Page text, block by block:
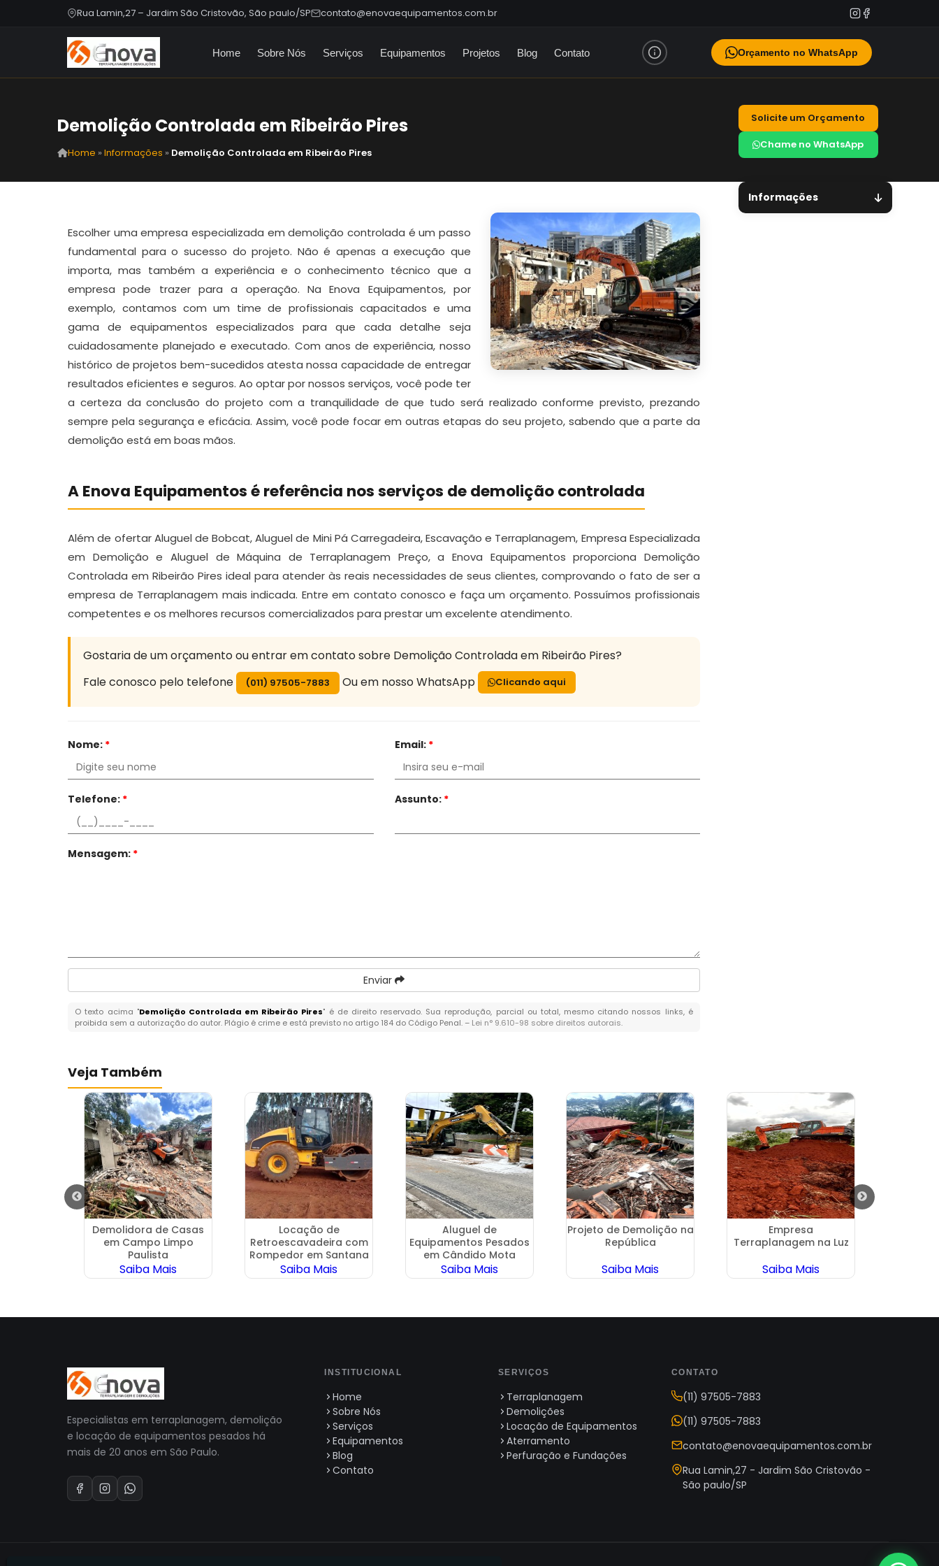
Rua Lamin,27 – Jardim São Cristovão, São paulo/SP contato@enovaequipamentos.com.br
Home Sobre Nós Serviços Equipamentos Projetos Blog Contato Orçamento no WhatsApp
Demolição Controlada em Ribeirão Pires
Home »Informações » Demolição Controlada em Ribeirão Pires
Solicite um Orçamento
Chame no WhatsApp
Escolher uma empresa especializada em demolição controlada é um passo
fundamental para o sucesso do projeto. Não é apenas a execução que
importa, mas também a experiência e o conhecimento técnico que a
empresa pode trazer para a operação. Na Enova Equipamentos, por
exemplo, contamos com um time de profissionais capacitados e uma
gama de equipamentos especializados para que cada detalhe seja
cuidadosamente planejado e executado. Com anos de experiência, nosso
histórico de projetos bem-sucedidos atesta nossa capacidade de entregar
resultados eficientes e seguros. Ao optar por nossos serviços, você pode ter
a certeza da conclusão do projeto com a tranquilidade de que tudo será realizado conforme previsto, prezando
sempre pela segurança e eficácia. Assim, você pode focar em outras etapas do seu projeto, sabendo que a parte da
demolição está em boas mãos.
A Enova Equipamentos é referência nos serviços de demolição controlada
Além de ofertar Aluguel de Bobcat, Aluguel de Mini Pá Carregadeira, Escavação e Terraplanagem, Empresa Especializada
em Demolição e Aluguel de Máquina de Terraplanagem Preço, a Enova Equipamentos proporciona Demolição
Controlada em Ribeirão Pires ideal para atender às reais necessidades de seus clientes, comprovando o fato de ser a
empresa de Terraplanagem mais indicada. Entre em contato conosco e faça um orçamento. Possuímos profissionais
competentes e os melhores recursos comercializados para prestar um excelente atendimento.
Gostaria de um orçamento ou entrar em contato sobre Demolição Controlada em Ribeirão Pires?
Fale conosco pelo telefone
(011) 97505-7883 Ou em nosso WhatsApp Clicando aqui
Nome: * Email: *
Telefone: * Assunto: *
Mensagem: *
Enviar
O texto acima "Demolição Controlada em Ribeirão Pires" é de direito reservado. Sua reprodução, parcial ou total, mesmo citando nossos links, é
proibida sem a autorização do autor. Plágio é crime e está previsto no artigo 184 do Código Penal. – Lei n° 9.610-98 sobre direitos autorais.
Informações
Veja Também
Demolidora de Casas
em Campo Limpo
Paulista
Saiba Mais
Locação de
Retroescavadeira com
Rompedor em Santana
Saiba Mais
Aluguel de
Equipamentos Pesados
em Cândido Mota
Saiba Mais
Projeto de Demolição na
República
Saiba Mais
Empresa
Terraplanagem na Luz
Saiba Mais
Especialistas em terraplanagem, demolição
e locação de equipamentos pesados há
mais de 20 anos em São Paulo.
INSTITUCIONAL
Home
Sobre Nós
Serviços
Equipamentos
Blog
Contato
SERVIÇOS
Terraplanagem
Demolições
Locação de Equipamentos
Aterramento
Perfuração e Fundações
CONTATO
(11) 97505-7883
(11) 97505-7883
contato@enovaequipamentos.com.br
Rua Lamin,27 - Jardim São Cristovão -
São paulo/SP